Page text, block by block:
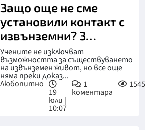
Защо още не сме
установили контакт с
извънземни? 3
разкрития по въпроса
Учените не изключват
възможността за съществуването
на извънземен живот, но все още
няма преки доказ...
Любопитно
19
юли |
10:07
1
коментара
1545